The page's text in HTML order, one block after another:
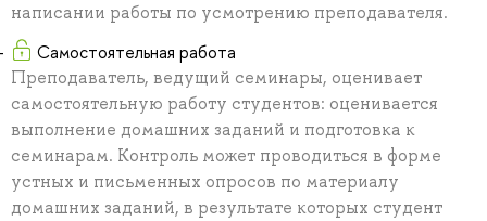
написании работы по усмотрению преподавателя.
Самостоятельная работа
Преподаватель, ведущий семинары, оценивает
самостоятельную работу студентов: оценивается
выполнение домашних заданий и подготовка к
семинарам. Контроль может проводиться в форме
устных и письменных опросов по материалу
домашних заданий, в результате которых студент